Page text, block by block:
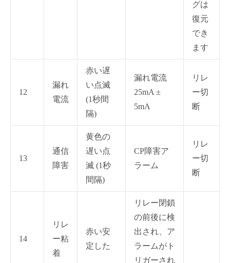
グは
復元
でき
ます
12
漏れ
電流
赤い遅
い点滅
(1秒間
隔)
漏れ電流
25mA ±
5mA
リレ
ー切
断
13
通信
障害
黄色の
遅い点
滅 (1秒
間隔)
CP障害ア
ラーム
リレ
ー切
断
14
リレ
ー粘
着
赤い安
定した
リレー閉鎖
の前後に検
出され、ア
ラームがト
リガーされ